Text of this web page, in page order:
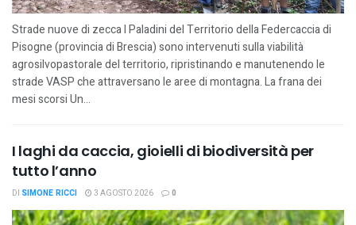
Strade nuove di zecca I Paladini del Territorio della Federcaccia di
Pisogne (provincia di Brescia) sono intervenuti sulla viabilità
agrosilvopastorale del territorio, ripristinando e manutenendo le
strade VASP che attraversano le aree di montagna. La frana dei
mesi scorsi Un...
I laghi da caccia, gioielli di biodiversità per
tutto l’anno
DI SIMONE RICCI 3 AGOSTO 2026 0